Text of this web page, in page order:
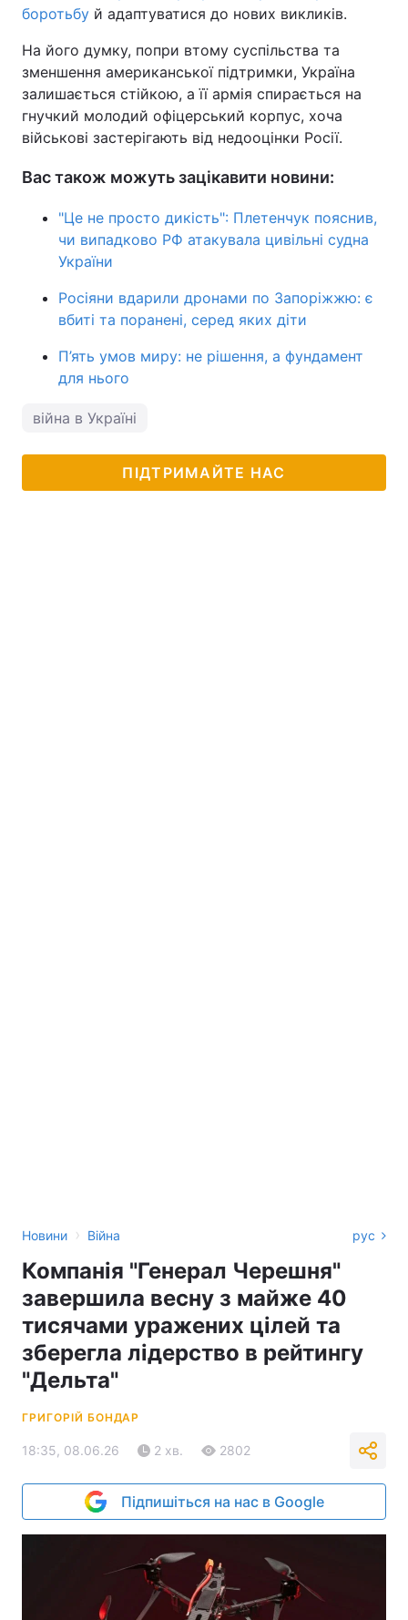
боротьбу й адаптуватися до нових викликів.
На його думку, попри втому суспільства та
зменшення американської підтримки, Україна
залишається стійкою, а її армія спирається на
гнучкий молодий офіцерський корпус, хоча
військові застерігають від недооцінки Росії.
Вас також можуть зацікавити новини:
"Це не просто дикість": Плетенчук пояснив,
чи випадково РФ атакувала цивільні судна
України
Росіяни вдарили дронами по Запоріжжю: є
вбиті та поранені, серед яких діти
П’ять умов миру: не рішення, а фундамент
для нього
війна в Україні
ПІДТРИМАЙТЕ НАС
Новини › Війна рус
Компанія "Генерал Черешня"
завершила весну з майже 40
тисячами уражених цілей та
зберегла лідерство в рейтингу
"Дельта"
ГРИГОРІЙ БОНДАР
18:35, 08.06.26 2 хв. 2802
Підпишіться на нас в Google